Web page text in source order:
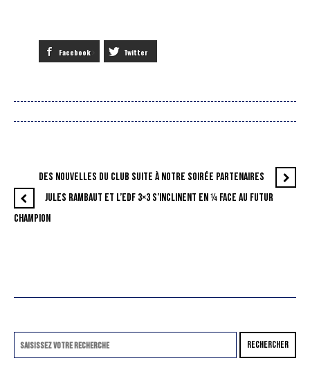
Facebook Twitter
DES NOUVELLES DU CLUB SUITE À NOTRE SOIRÉE PARTENAIRES
JULES RAMBAUT ET L’EDF 3×3 S’INCLINENT EN ¼ FACE AU FUTUR
CHAMPION
RECHERCHER